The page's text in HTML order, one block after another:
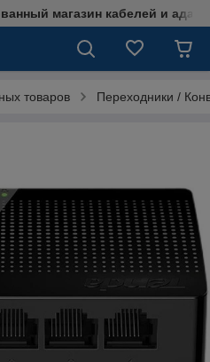
магазин кабелей и
товаров Переходники /